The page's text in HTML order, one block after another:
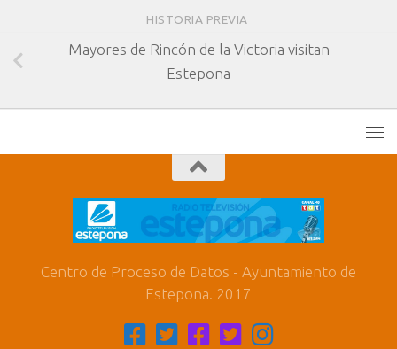
HISTORIA PREVIA
Mayores de Rincón de la Victoria visitan
Estepona
Centro de Proceso de Datos - Ayuntamiento de
Estepona. 2017